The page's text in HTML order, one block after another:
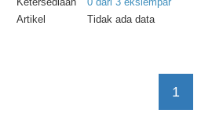
Artikel
Tidak ada data
1